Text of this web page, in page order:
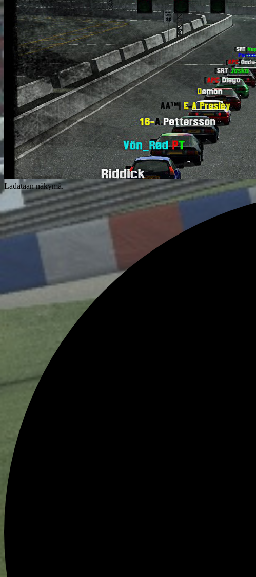
Ladataan näkymä.